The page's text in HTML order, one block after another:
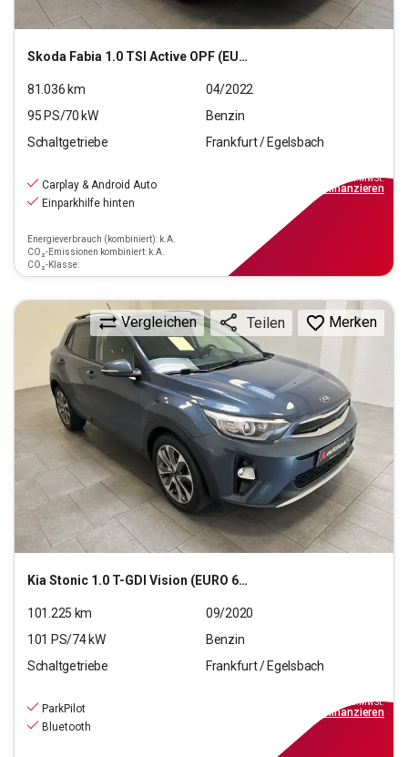
Skoda Fabia 1.0 TSI Active OPF (EURO 6d)
81.036 km
04/2022
95 PS/70 kW
Benzin
Schaltgetriebe
Frankfurt / Egelsbach
Carplay & Android Auto
Einparkhilfe hinten
Energieverbrauch (kombiniert): k.A.
CO₂-Emissionen kombiniert: k.A.
CO₂-Klasse:
inkl.MwSt.
finanzieren
KiaStonic 1.0 T-GDI Vision (EURO 6d-TEMP)
Vergleichen Teilen Merken
101.225 km
09/2020
101 PS/74kW
Benzin
Schaltgetriebe
Frankfurt / Egelsbach
ParkPilot
Bluetooth
inkl.MwSt.
finanzieren